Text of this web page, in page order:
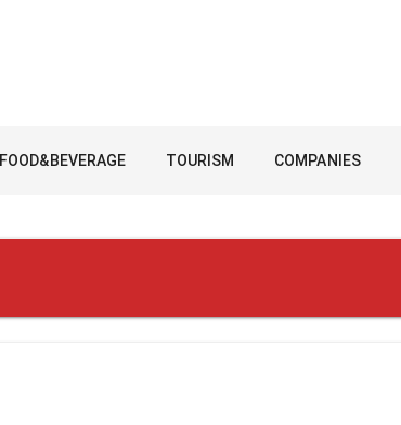
FOOD&BEVERAGE TOURISM COMPANIES